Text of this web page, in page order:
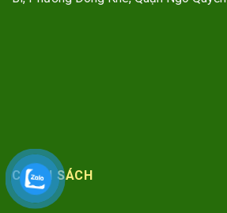
CHÍNH SÁCH